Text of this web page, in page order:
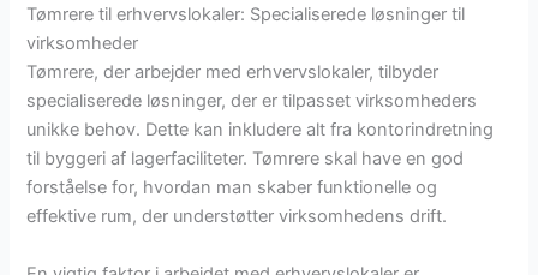
Tømrere til erhvervslokaler: Specialiserede løsninger til
virksomheder
Tømrere, der arbejder med erhvervslokaler, tilbyder
specialiserede løsninger, der er tilpasset virksomheders
unikke behov. Dette kan inkludere alt fra kontorindretning
til byggeri af lagerfaciliteter. Tømrere skal have en god
forståelse for, hvordan man skaber funktionelle og
effektive rum, der understøtter virksomhedens drift.